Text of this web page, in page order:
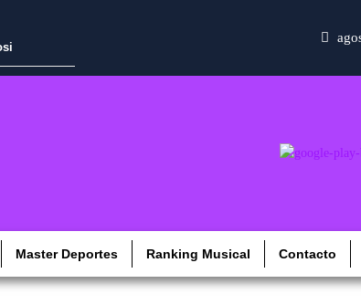
Master Deportes Ranking Musical Contacto